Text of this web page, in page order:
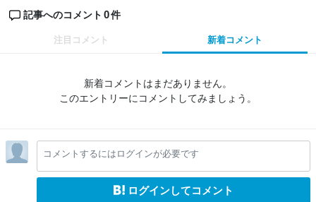
記事へのコメント 0件
注目コメント 新着コメント
新着コメントはまだありません。
このエントリーにコメントしてみましょう。
コメントするにはログインが必要です
ログインしてコメント